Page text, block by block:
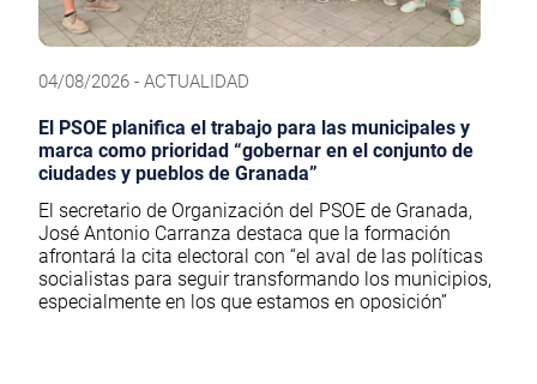
04/08/2026 - ACTUALIDAD
El PSOE planifica el trabajo para las municipales y
marca como prioridad “gobernar en el conjunto de
ciudades y pueblos de Granada”
El secretario de Organización del PSOE de Granada,
José Antonio Carranza destaca que la formación
afrontará la cita electoral con “el aval de las políticas
socialistas para seguir transformando los municipios,
especialmente en los que estamos en oposición”